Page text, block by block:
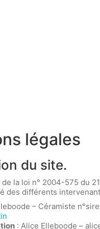
légales
du site.
de la loi n° 2004-575 du
des différents
– Céramiste
: Alice Elleboode –